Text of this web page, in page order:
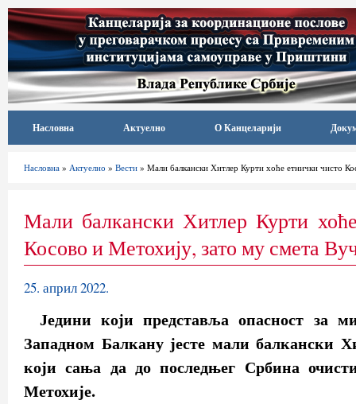
Насловна Актуелно О Канцеларији
Насловна » Актуелно » Вести » Мали балкански Хитлер Курти хоће етнички чисто
Мали балкански Хитлер Курти
Косово и Метохију, зато му смета
25. април 2022.
Једини који представља опасност за
Западном Балкану јесте мали балкански
који сања да до последњег Србина
Метохије.